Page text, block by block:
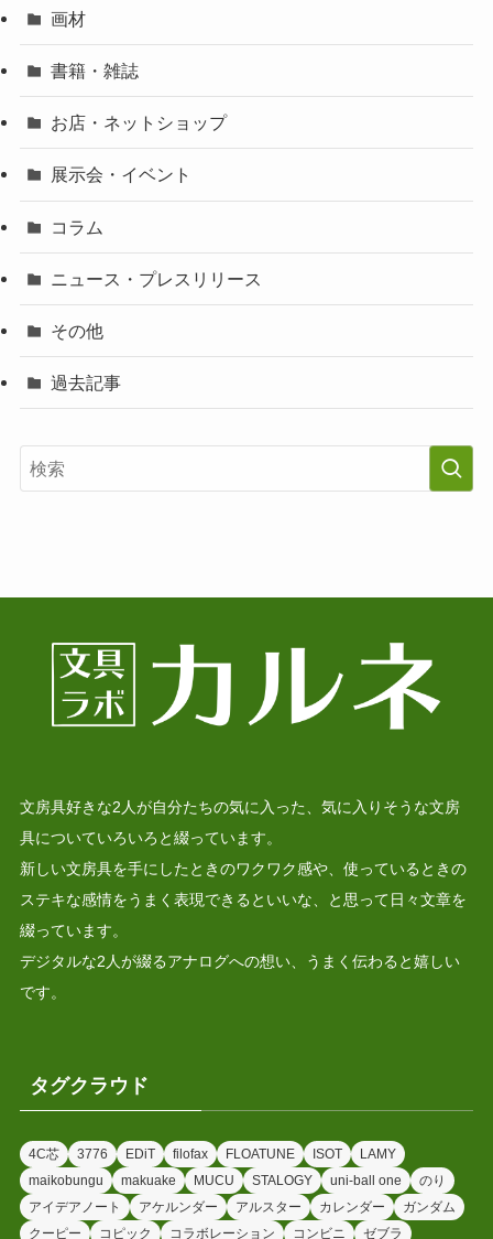
画材
書籍・雑誌
お店・ネットショップ
展示会・イベント
コラム
ニュース・プレスリリース
その他
過去記事
文房具好きな2人が自分たちの気に入った、気に入りそうな文房
具についていろいろと綴っています。
新しい文房具を手にしたときのワクワク感や、使っているときの
ステキな感情をうまく表現できるといいな、と思って日々文章を
綴っています。
デジタルな2人が綴るアナログへの想い、うまく伝わると嬉しい
です。
タグクラウド
4C芯 3776 EDiT filofax FLOATUNE ISOT
LAMY
maikobungu
makuake MUCU STALOGY uni-ball one
のり
アイデアノート
アケルンダー アルスター カレンダー
ガンダム
クーピー
コピック コラボレーション コンビニ ゼブラ